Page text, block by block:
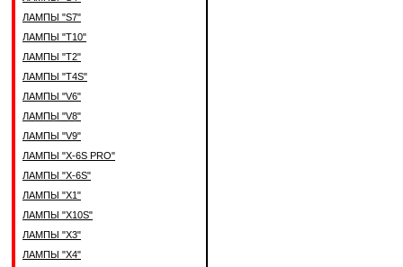
ЛАМПЫ "S7"
ЛАМПЫ "T10"
ЛАМПЫ "T2"
ЛАМПЫ "T4S"
ЛАМПЫ "V6"
ЛАМПЫ "V8"
ЛАМПЫ "V9"
ЛАМПЫ "X-6S PRO"
ЛАМПЫ "X-6S"
ЛАМПЫ "X1"
ЛАМПЫ "X10S"
ЛАМПЫ "X3"
ЛАМПЫ "X4"